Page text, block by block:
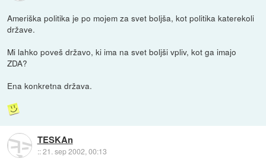
Ameriška politika je po mojem za svet boljša, kot politika katerekoli
države.
Mi lahko poveš državo, ki ima na svet boljši vpliv, kot ga imajo
ZDA?
Ena konkretna država.
TESKAn
::21. sep 2002, 00:13